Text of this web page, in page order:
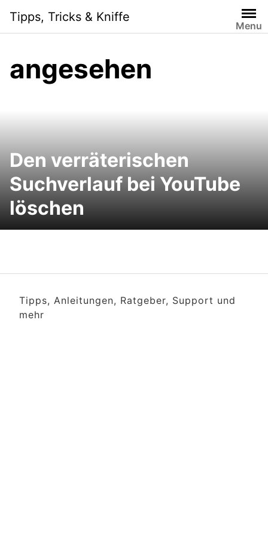
content
Tipps, Tricks & Kniffe
Menu
angesehen
Den verräterischen
Suchverlauf bei YouTube
löschen
Tipps, Anleitungen, Ratgeber, Support und
mehr